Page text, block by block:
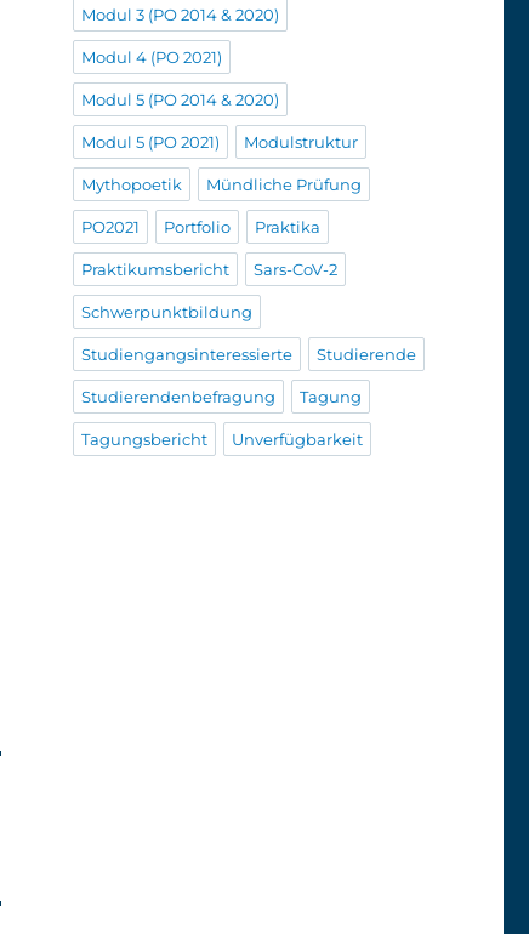
Modul 3 (PO 2014 & 2020)
Modul 4 (PO 2021)
Modul 5 (PO 2014 & 2020)
Modul 5 (PO 2021) Modulstruktur
Mythopoetik Mündliche Prüfung
PO2021 Portfolio Praktika
Praktikumsbericht Sars-CoV-2
Schwerpunktbildung
Studiengangsinteressierte Studierende
Studierendenbefragung Tagung
Tagungsbericht Unverfügbarkeit